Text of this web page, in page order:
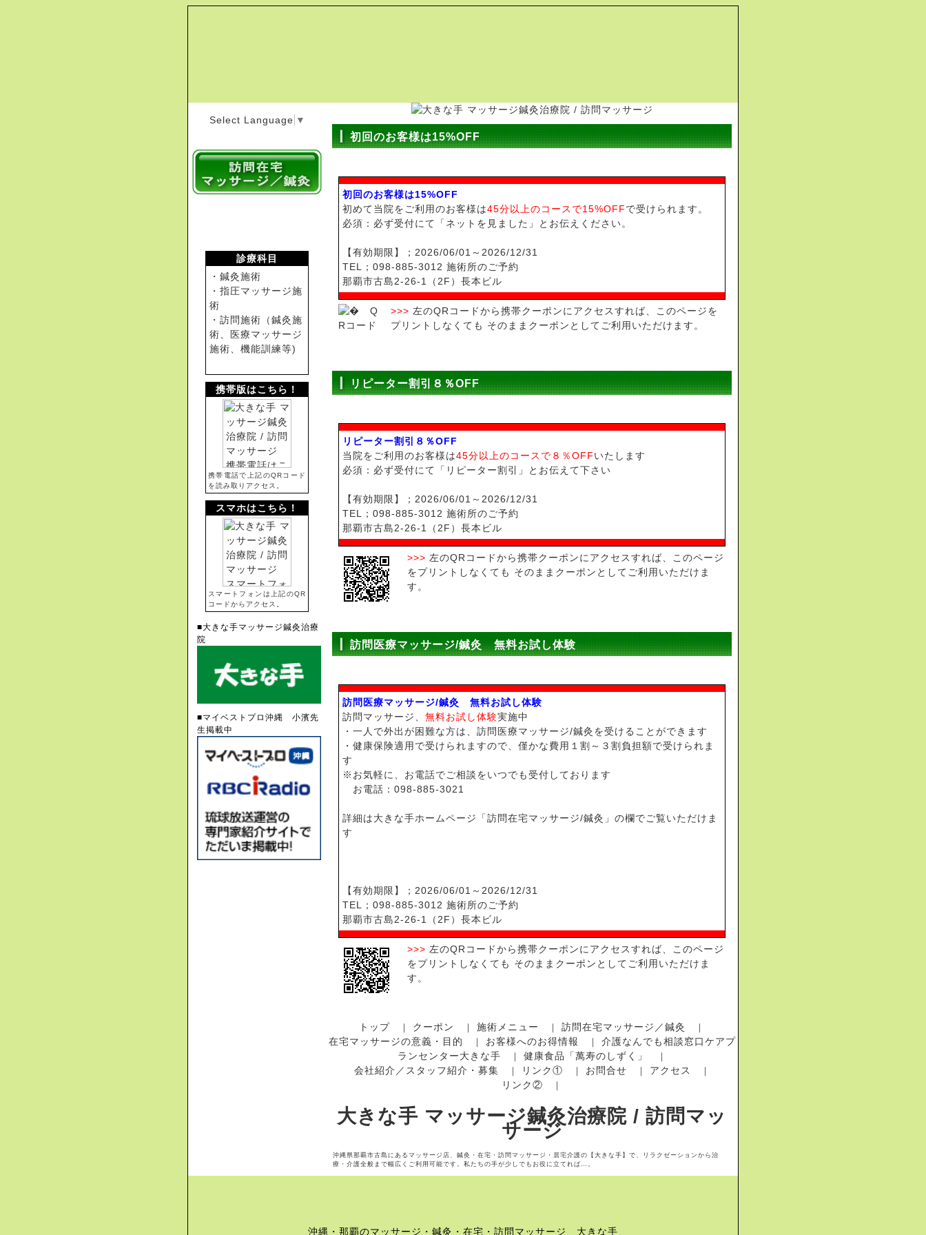
Select Language ▼
診療科目
・鍼灸施術
・指圧マッサージ施
術
・訪問施術（鍼灸施
術、医療マッサージ
施術、機能訓練等)
携帯版はこちら！
携帯電話で上記のQRコード
を読み取りアクセス。
スマホはこちら！
スマートフォンは上記のQR
コードからアクセス。
■大きな手マッサージ鍼灸治療
院
■マイベストプロ沖縄 小濱先
生掲載中
初回のお客様は15%OFF
初回のお客様は15%OFF
初めて当院をご利用のお客様は45分以上のコースで15%OFFで受けられます。
必須：必ず受付にて「ネットを見ました」とお伝えください。
【有効期限】；2026/06/01～2026/12/31
TEL；098-885-3012 施術所のご予約
那覇市古島2-26-1（2F）長本ビル
>>> 左のQRコードから携帯クーポンにアクセスすれば、このページを
プリントしなくても そのままクーポンとしてご利用いただけます。
リピーター割引８％OFF
リピーター割引８％OFF
当院をご利用のお客様は45分以上のコースで８％OFFいたします
必須：必ず受付にて「リピーター割引」とお伝えて下さい
【有効期限】；2026/06/01～2026/12/31
TEL；098-885-3012 施術所のご予約
那覇市古島2-26-1（2F）長本ビル
>>> 左のQRコードから携帯クーポンにアクセスすれば、このページ
をプリントしなくても そのままクーポンとしてご利用いただけま
す。
訪問医療マッサージ/鍼灸 無料お試し体験
訪問医療マッサージ/鍼灸 無料お試し体験
訪問マッサージ、 無料お試し体験実施中
・一人で外出が困難な方は、訪問医療マッサージ/鍼灸を受けることができます
・健康保険適用で受けられますので、僅かな費用１割～３割負担額で受けられま
す
※お気軽に、お電話でご相談をいつでも受付しております
お電話：098-885-3021
詳細は大きな手ホームページ「訪問在宅マッサージ/鍼灸」の欄でご覧いただけま
す
【有効期限】；2026/06/01～2026/12/31
TEL；098-885-3012 施術所のご予約
那覇市古島2-26-1（2F）長本ビル
>>> 左のQRコードから携帯クーポンにアクセスすれば、このページ
をプリントしなくても そのままクーポンとしてご利用いただけま
す。
トップ ｜ クーポン ｜ 施術メニュー ｜ 訪問在宅マッサージ／鍼灸 ｜
在宅マッサージの意義・目的 ｜ お客様へのお得情報 ｜ 介護なんでも相談窓口ケアプ
ランセンター大きな手 ｜ 健康食品「萬寿のしずく」 ｜
会社紹介／スタッフ紹介・募集 ｜ リンク① ｜ お問合せ ｜ アクセス ｜
リンク② ｜
大きな手 マッサージ鍼灸治療院 / 訪問マッ
サージ
沖縄県那覇市古島にあるマッサージ店、鍼灸・在宅・訪問マッサージ・居宅介護の【大きな手】で、リラクゼーションから治
療・介護全般まで幅広くご利用可能です。私たちの手が少しでもお役に立てれば…。
沖縄・那覇のマッサージ・鍼灸・在宅・訪問マッサージ 大きな手